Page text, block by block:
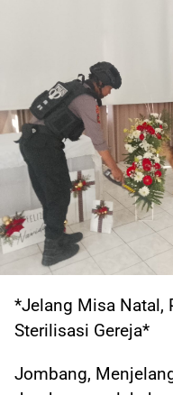
*Jelang Misa Natal,
Sterilisasi Gereja*
Jombang,